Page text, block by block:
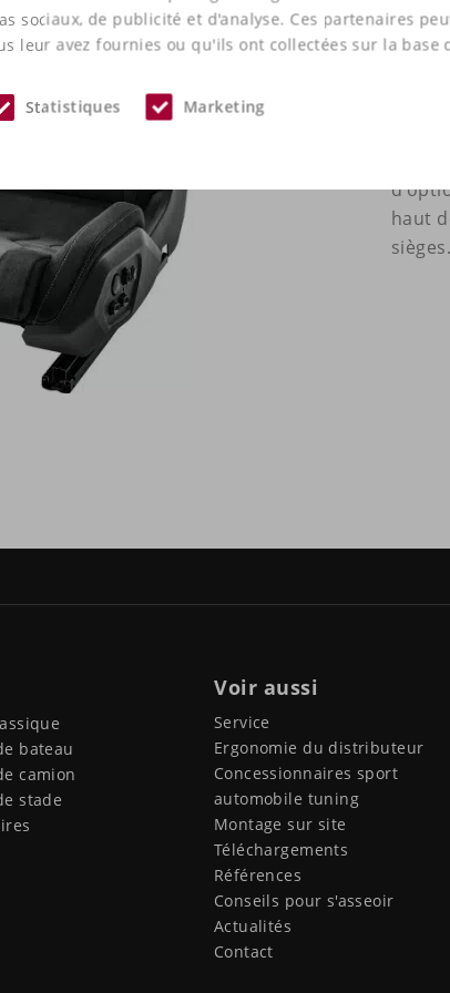
sociaux, de publicité et d'analyse. Ces partenaires
leur avez fournies ou qu'ils ont collectées sur la
Statistiques Marketing
pour
haut
sièges.
bateau
camion
stade
Voir aussi
Service
Ergonomie du distributeur
Concessionnaires sport
automobile tuning
Montage sur site
Téléchargements
Références
Conseils pour s'asseoir
Actualités
Contact